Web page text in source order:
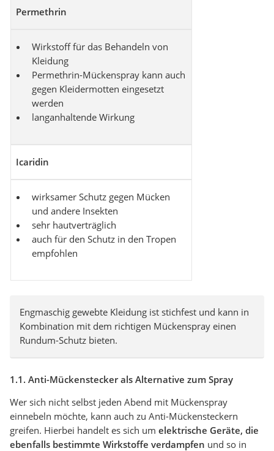
Permethrin
Wirkstoff für das Behandeln von
Kleidung
Permethrin-Mückenspray kann auch
gegen Kleidermotten eingesetzt
werden
langanhaltende Wirkung
Icaridin
wirksamer Schutz gegen Mücken
und andere Insekten
sehr hautverträglich
auch für den Schutz in den Tropen
empfohlen
Engmaschig gewebte Kleidung ist stichfest und kann in
Kombination mit dem richtigen Mückenspray einen
Rundum-Schutz bieten.
1.1. Anti-Mückenstecker als Alternative zum Spray
Wer sich nicht selbst jeden Abend mit Mückenspray
einnebeln möchte, kann auch zu Anti-Mückensteckern
greifen. Hierbei handelt es sich um elektrische Geräte, die
ebenfalls bestimmte Wirkstoffe verdampfen und so in